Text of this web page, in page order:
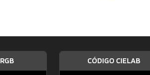
CÓDIGO CIELAB
"Buen servicio. No obstante No es
encontrar/comprar lo que se busca"